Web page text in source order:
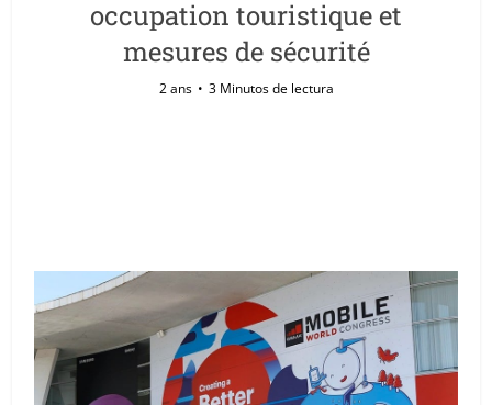
occupation touristique et
mesures de sécurité
2 ans 3 Minutos de lectura